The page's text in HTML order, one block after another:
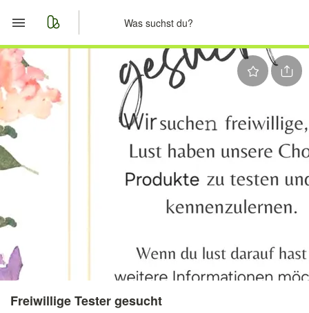
Merkliste
Anzeige aufgeben
Freiwillige Tester gesucht